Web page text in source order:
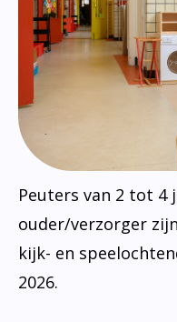
Peuters van 2 tot 4
ouder/verzorger
kijk- en
2026.